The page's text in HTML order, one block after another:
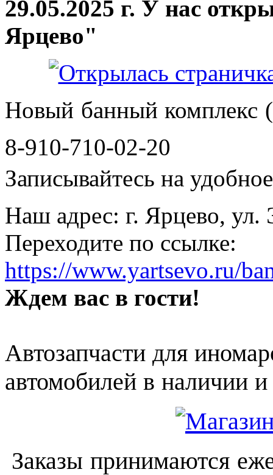
29.05.2025 г. У нас
Ярцево"
Новый банный комплекс
8-910-710-02-20
Записывайтесь на
Наш адрес: г. Ярцево, ул.
Переходите по ссылке:
https://www.yartsevo.ru/
Ждем вас в гости!
Автозапчасти для
автомобилей в наличии и
Заказы принимаются